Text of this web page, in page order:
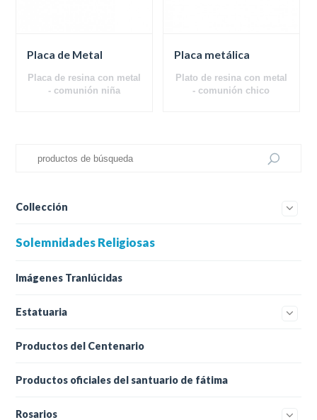
Placa de Metal
Placa de resina con metal
- comunión niña
Placa metálica
Plato de resina con metal
- comunión chico
Collección
Solemnidades Religiosas
Imágenes Tranlúcidas
Estatuaria
Productos del Centenario
Productos oficiales del santuario de fátima
Rosarios